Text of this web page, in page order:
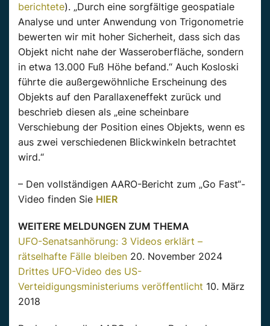
berichtete). „Durch eine sorgfältige geospatiale
Analyse und unter Anwendung von Trigonometrie
bewerten wir mit hoher Sicherheit, dass sich das
Objekt nicht nahe der Wasseroberfläche, sondern
in etwa 13.000 Fuß Höhe befand.“ Auch Kosloski
führte die außergewöhnliche Erscheinung des
Objekts auf den Parallaxeneffekt zurück und
beschrieb diesen als „eine scheinbare
Verschiebung der Position eines Objekts, wenn es
aus zwei verschiedenen Blickwinkeln betrachtet
wird.“
– Den vollständigen AARO-Bericht zum „Go Fast“-
Video finden Sie HIER
WEITERE MELDUNGEN ZUM THEMA
UFO-Senatsanhörung: 3 Videos erklärt –
rätselhafte Fälle bleiben 20. November 2024
Drittes UFO-Video des US-
Verteidigungsministeriums veröffentlicht 10. März
2018